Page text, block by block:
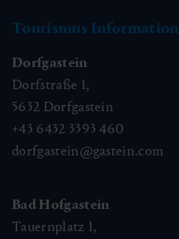
Tourismus Information
Dorfgastein
Dorfstraße 1,
5632 Dorfgastein
+43 6432 3393 460
dorfgastein@gastein.com
Bad Hofgastein
Tauernplatz 1,